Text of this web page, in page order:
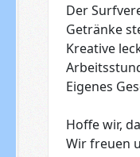
Der
Getränke
Kreative
Eigenes
Hoffe wir,
Wir freuen